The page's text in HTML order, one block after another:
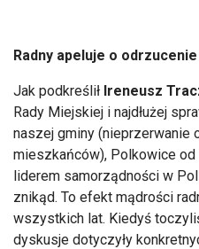
Radny apeluje o
Jak podkreślił Ireneusz
Rady Miejskiej i najdłużej
naszej gminy (nieprzerwanie
mieszkańców), Polkowice
liderem samorządności w
znikąd. To efekt mądrości
wszystkich lat. Kiedyś
dyskusje dotyczyły